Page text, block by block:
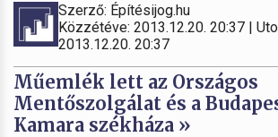
Szerző: Építésijog.hu
Közzétéve: 2013.12.20. 20:37 |
2013.12.20. 20:37
Műemlék lett az Országos
Mentőszolgálat és a
Kamara székháza »